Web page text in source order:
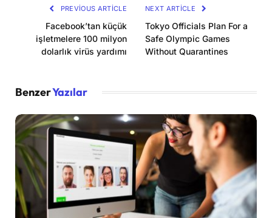
PREVIOUS ARTICLE
Facebook’tan küçük
işletmelere 100 milyon
dolarlık virüs yardımı
NEXT ARTICLE
Tokyo Officials Plan For a
Safe Olympic Games
Without Quarantines
BenzerYazılar